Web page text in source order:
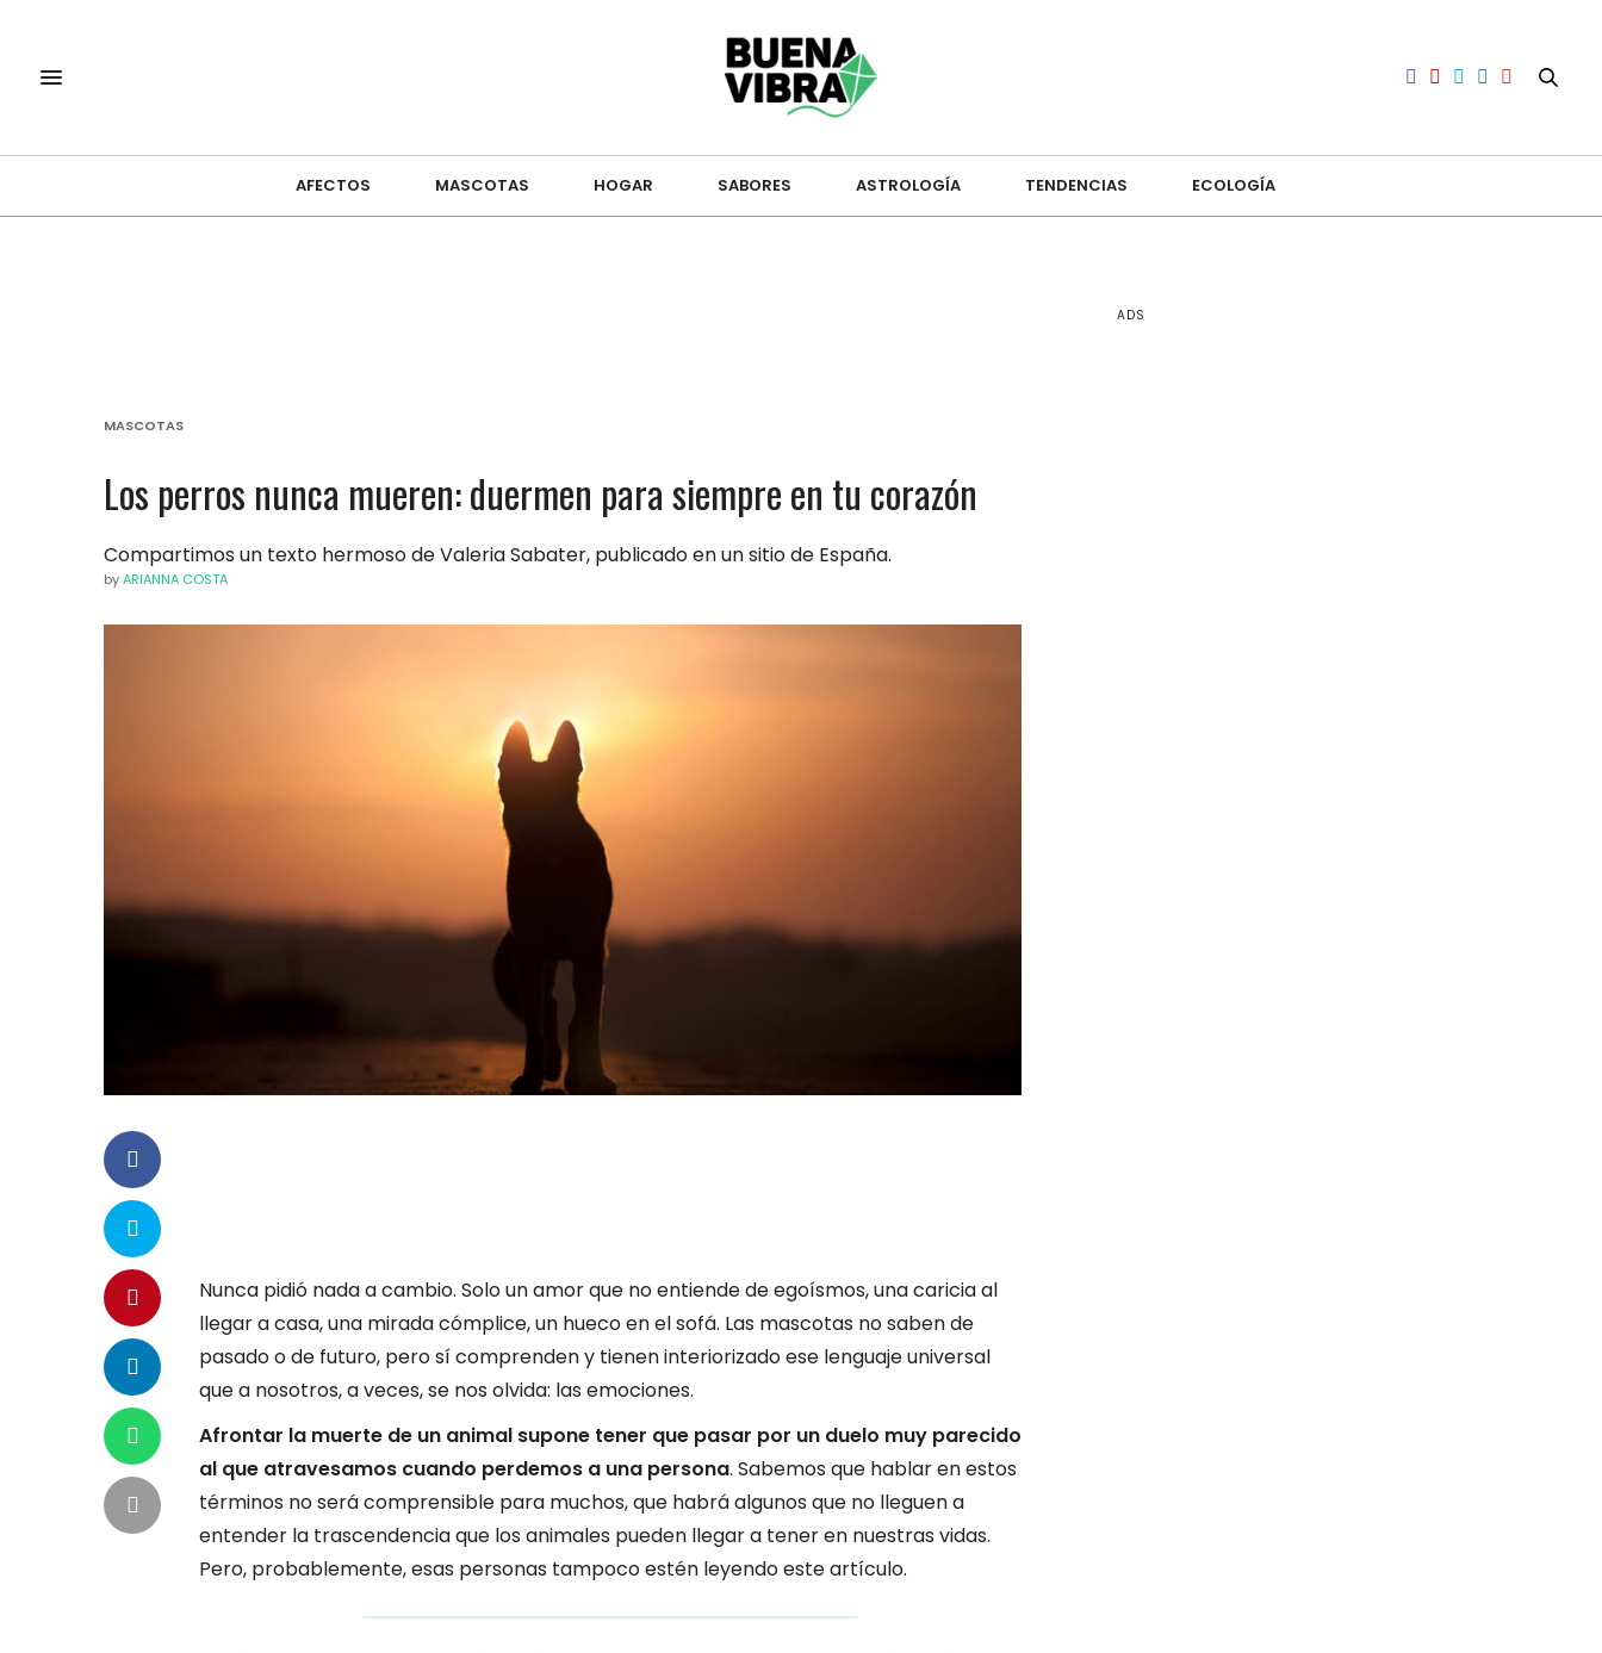
AFECTOS MASCOTAS HOGAR SABORES ASTROLOGÍA TENDENCIAS ECOLOGÍA
MASCOTAS
Los perros nunca mueren: duermen para siempre en tu corazón
Compartimos un texto hermoso de Valeria Sabater, publicado en un sitio de España.
byARIANNA COSTA
Nunca pidió nada a cambio. Solo un amor que no entiende de egoísmos, una caricia al
llegar a casa, una mirada cómplice, un hueco en el sofá. Las mascotas no saben de
pasado o de futuro, pero sí comprenden y tienen interiorizado ese lenguaje universal
que a nosotros, a veces, se nos olvida: las emociones.
Afrontar la muerte de un animal supone tener que pasar por un duelo muy parecido
al que atravesamos cuando perdemos a una persona. Sabemos que hablar en estos
términos no será comprensible para muchos, que habrá algunos que no lleguen a
entender la trascendencia que los animales pueden llegar a tener en nuestras vidas.
Pero, probablemente, esas personas tampoco estén leyendo este artículo.
ADS